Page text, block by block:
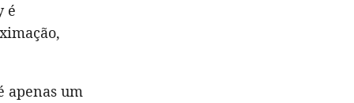
é
apenas um